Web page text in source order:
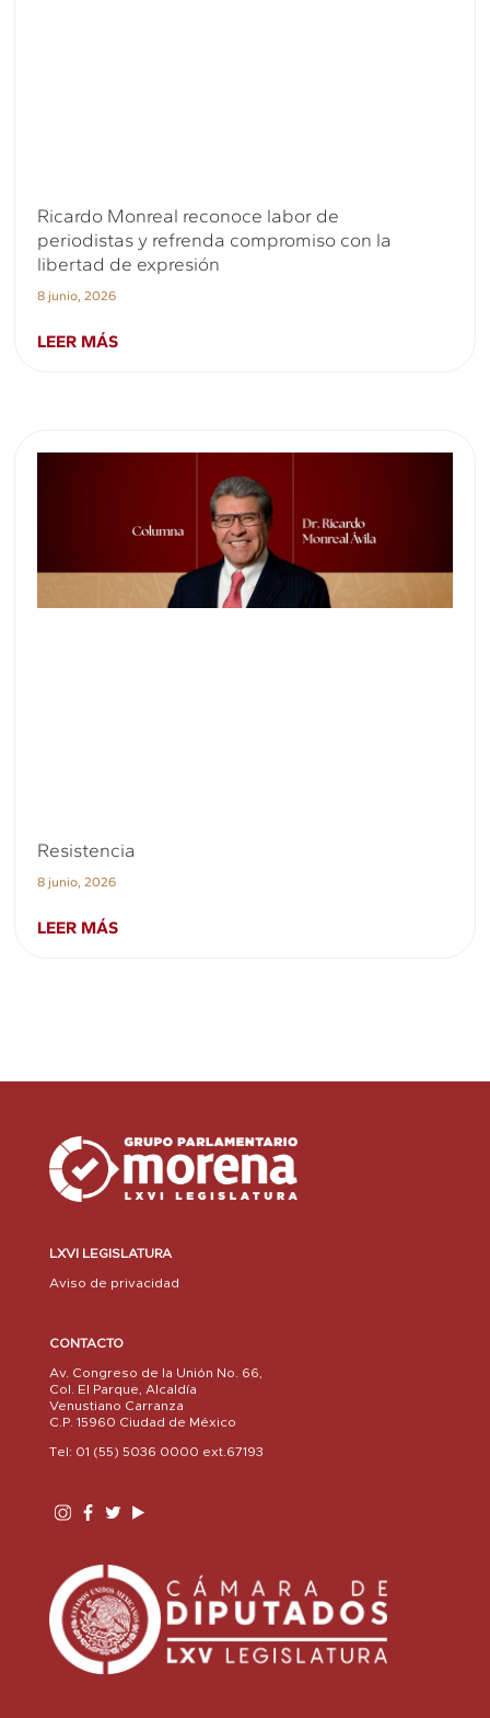
Ricardo Monreal reconoce labor de
periodistas y refrenda compromiso con la
libertad de expresión
8 junio, 2026
LEER MÁS
Resistencia
8 junio, 2026
LEER MÁS
LXVI LEGISLATURA
Aviso de privacidad
CONTACTO
Av. Congreso de la Unión No. 66,
Col. El Parque, Alcaldía
Venustiano Carranza
C.P. 15960 Ciudad de México
Tel: 01 (55) 5036 0000 ext.67193